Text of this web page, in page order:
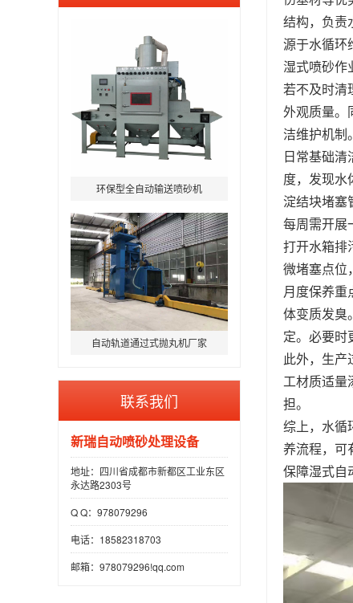
环保型全自动输送喷砂机
自动轨道通过式抛丸机厂家
联系我们
新瑞自动喷砂处理设备
地址：四川省成都市新都区工业东区
永达路2303号
Q Q：978079296
电话：18582318703
邮箱：978079296!qq.com
结构，负责
源于水循环
湿式喷砂作
若不及时清
外观质量。
洁维护机制。
日常基础
度，发现水
淀结块堵塞
每周需开展
打开水箱排
微堵塞点位
月度保养重
体变质发臭
定。必要时
此外，生
工材质适量
担。
综上，水循
养流程，可
保障湿式自